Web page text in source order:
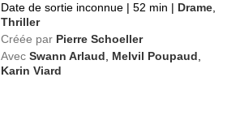
Date de sortie inconnue | 52 min | Drame
Thriller
Créée par Pierre Schoeller
Avec Swann Arlaud Melvil Poupaud
Karin Viard